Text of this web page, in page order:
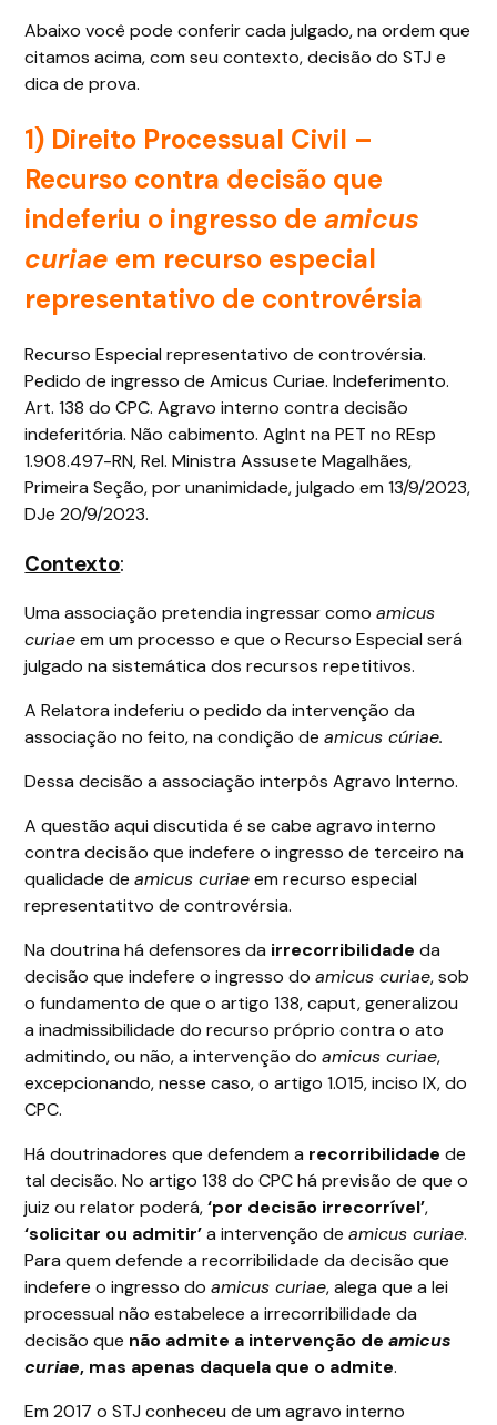
Abaixo você pode conferir cada julgado, na ordem que
citamos acima, com seu contexto, decisão do STJ e
dica de prova.
1) Direito Processual Civil –
Recurso contra decisão que
indeferiu o ingresso deamicus
curiae em recurso especial
representativo de controvérsia
Recurso Especial representativo de controvérsia.
Pedido de ingresso de Amicus Curiae. Indeferimento.
Art. 138 do CPC. Agravo interno contra decisão
indeferitória. Não cabimento. AgInt na PET no REsp
1.908.497-RN, Rel. Ministra Assusete Magalhães,
Primeira Seção, por unanimidade, julgado em 13/9/2023,
DJe 20/9/2023.
Contexto:
Uma associação pretendia ingressar comoamicus
curiaeem um processo e que o Recurso Especial será
julgado na sistemática dos recursos repetitivos.
A Relatora indeferiu o pedido da intervenção da
associação no feito, na condição deamicus cúriae.
Dessa decisão a associação interpôs Agravo Interno.
A questão aqui discutida é se cabe agravo interno
contra decisão que indefere o ingresso de terceiro na
qualidade deamicus curiaeem recurso especial
representatitvo de controvérsia.
Na doutrina há defensores da irrecorribilidade da
decisão que indefere o ingresso doamicus curiae, sob
o fundamento de que o artigo 138, caput, generalizou
a inadmissibilidade do recurso próprio contra o ato
admitindo, ou não, a intervenção doamicus curiae,
excepcionando, nesse caso, o artigo 1.015, inciso IX, do
CPC.
Há doutrinadores que defendem a recorribilidade de
tal decisão. No artigo 138 do CPC há previsão de que o
juiz ou relator poderá,‘por decisão irrecorrível’,
‘solicitar ou admitir’a intervenção deamicus curiae.
Para quem defende a recorribilidade da decisão que
indefere o ingresso doamicus curiae, alega que a lei
processual não estabelece a irrecorribilidade da
decisão que não admite a intervenção deamicus
curiae, mas apenas daquela que o admite.
Em 2017 o STJ conheceu de um agravo interno